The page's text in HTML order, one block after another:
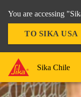
You are accessing
TO SIKA USA
Sika Chile